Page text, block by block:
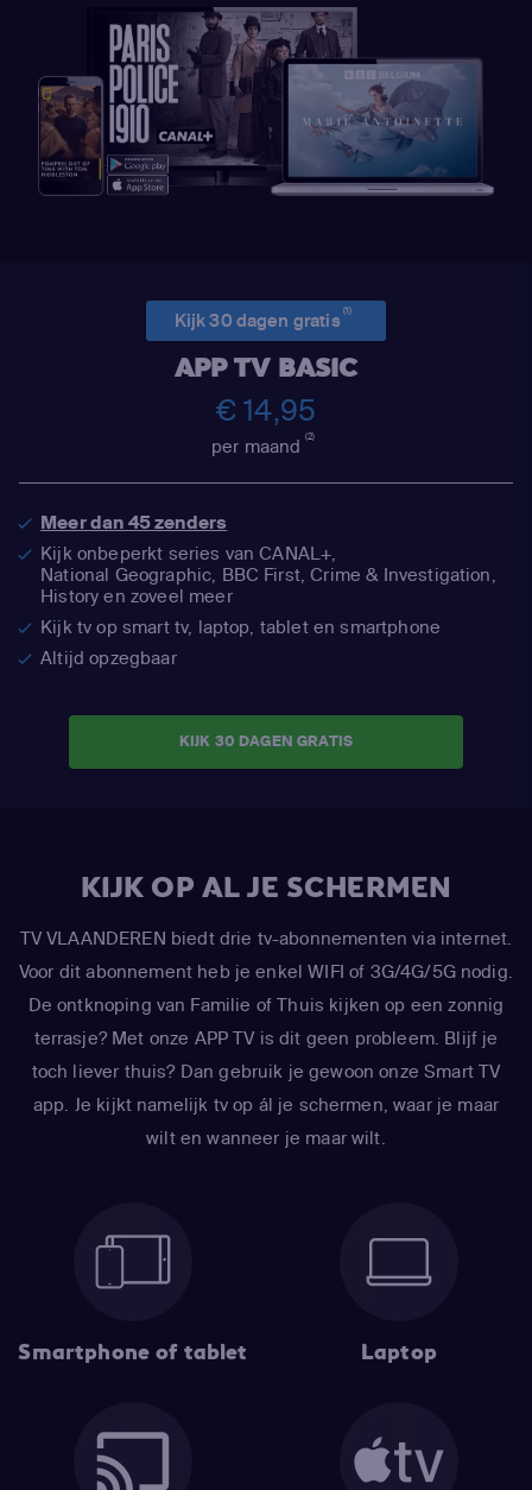
Kijk 30 dagen gratis(1)
APP TV BASIC
€ 14,95
per maand(2)
Meer dan 45 zenders
Kijk onbeperkt series van CANAL+,
National Geographic, BBC First, Crime & Investigation,
History en zoveel meer
Kijk tv op smart tv, laptop, tablet en smartphone
Altijd opzegbaar
KIJK 30 DAGEN GRATIS
KIJK OP AL JE SCHERMEN
TV VLAANDEREN biedt drie tv-abonnementen via internet.
Voor dit abonnement heb je enkel WIFI of 3G/4G/5G nodig.
De ontknoping van Familie of Thuis kijken op een zonnig
terrasje? Met onze APP TV is dit geen probleem. Blijf je
toch liever thuis? Dan gebruik je gewoon onze Smart TV
app. Je kijkt namelijk tv op ál je schermen, waar je maar
wilt en wanneer je maar wilt.
Smartphone of tablet Laptop